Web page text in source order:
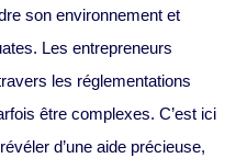
son environnement et
Les entrepreneurs
les réglementations
être complexes. C’est ici
d’une aide précieuse,